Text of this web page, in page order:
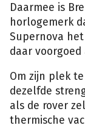
Daarmee is
horlogemerk
Supernova
daar
Om zijn plek
dezelfde
als de rover
thermische